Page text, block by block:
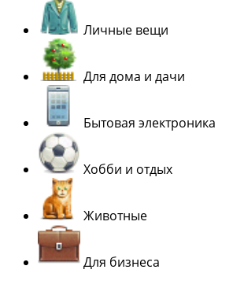
Личные вещи
Для дома и дачи
Бытовая электроника
Хобби и отдых
Животные
Для бизнеса